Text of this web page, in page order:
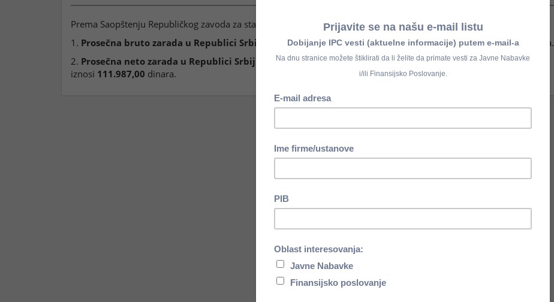
Prema Saopštenju Republičkog zavoda za statistiku broj 021 od 26. januara 2026. godine:
1. Prosečna bruto zarada u Republici Srbiji , koja je isplaćena u novembru 2025. godine iznosi154.772,00
dinara.
2. Prosečna neto zarada u Republici Srbiji
(bez poreza i doprinosa), koja je isplaćena u novembru 2025. godine
iznosi 111.987,00 dinara.